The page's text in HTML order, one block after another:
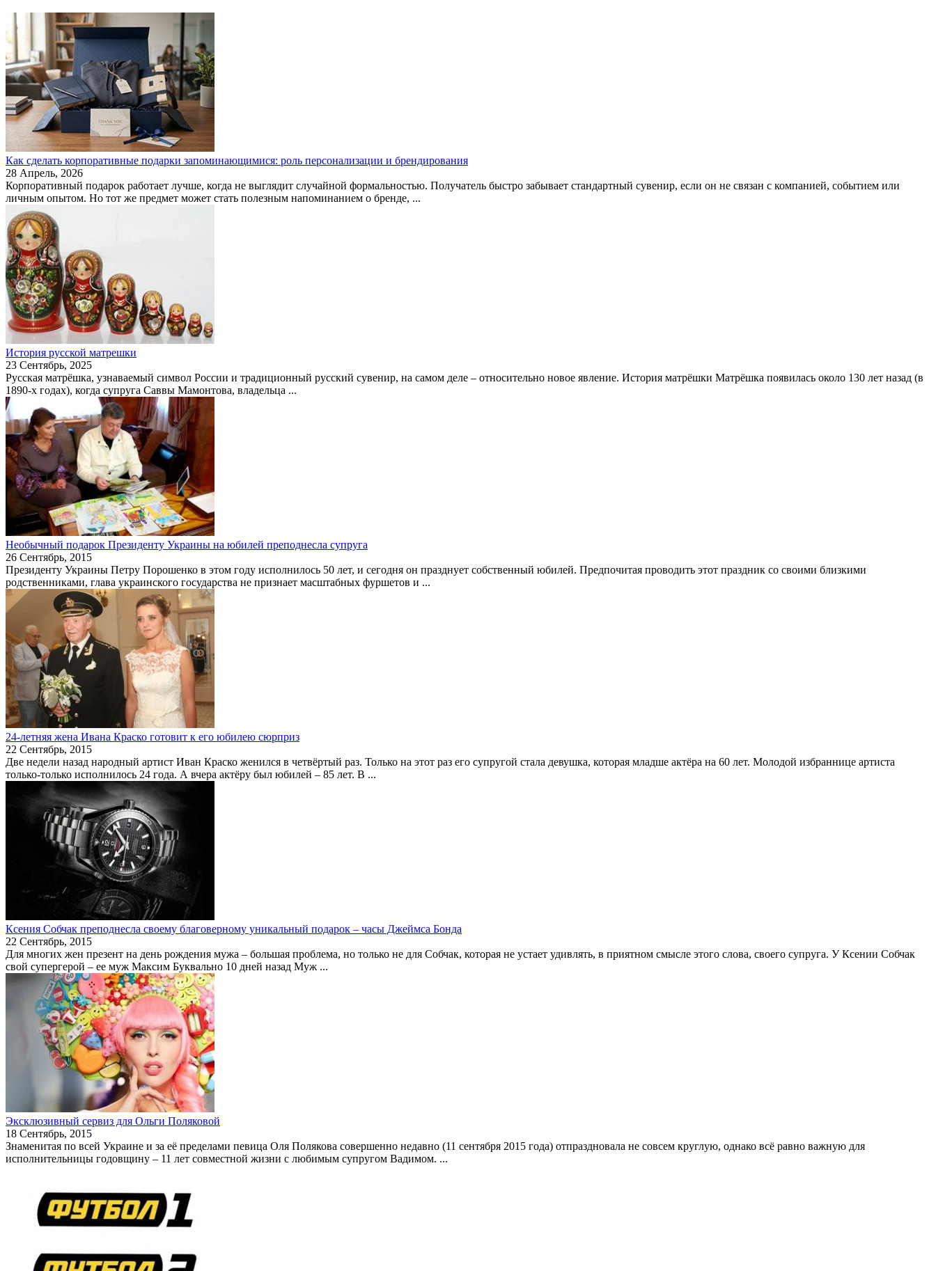
Как сделать корпоративные подарки запоминающимися: роль персонализации и брендирования
28 Апрель, 2026
Корпоративный подарок работает лучше, когда не выглядит случайной формальностью. Получатель быстро забывает стандартный сувенир, если он не связан с компанией, событием или
личным опытом. Но тот же предмет может стать полезным напоминанием о бренде, ...
История русской матрешки
23 Сентябрь, 2025
Русская матрёшка, узнаваемый символ России и традиционный русский сувенир, на самом деле – относительно новое явление. История матрёшки Матрёшка появилась около 130 лет назад (в
1890-х годах), когда супруга Саввы Мамонтова, владельца ...
Необычный подарок Президенту Украины на юбилей преподнесла супруга
26 Сентябрь, 2015
Президенту Украины Петру Порошенко в этом году исполнилось 50 лет, и сегодня он празднует собственный юбилей. Предпочитая проводить этот праздник со своими близкими
родственниками, глава украинского государства не признает масштабных фуршетов и ...
24-летняя жена Ивана Краско готовит к его юбилею сюрприз
22 Сентябрь, 2015
Две недели назад народный артист Иван Краско женился в четвёртый раз. Только на этот раз его супругой стала девушка, которая младше актёра на 60 лет. Молодой избраннице артиста
только-только исполнилось 24 года. А вчера актёру был юбилей – 85 лет. В ...
Ксения Собчак преподнесла своему благоверному уникальный подарок – часы Джеймса Бонда
22 Сентябрь, 2015
Для многих жен презент на день рождения мужа – большая проблема, но только не для Собчак, которая не устает удивлять, в приятном смысле этого слова, своего супруга. У Ксении Собчак
свой супергерой – ее муж Максим Буквально 10 дней назад Муж ...
Эксклюзивный сервиз для Ольги Поляковой
18 Сентябрь, 2015
Знаменитая по всей Украине и за её пределами певица Оля Полякова совершенно недавно (11 сентября 2015 года) отпраздновала не совсем круглую, однако всё равно важную для
исполнительницы годовщину – 11 лет совместной жизни с любимым супругом Вадимом. ...